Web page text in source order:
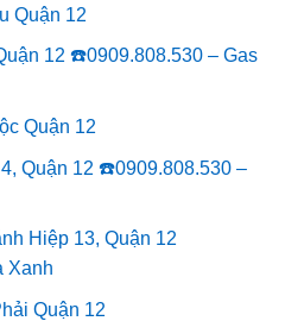
Quận 12
12 ☎️0909.808.530 – Gas
Quận 12
Quận 12 ☎️0909.808.530 –
Hiệp 13, Quận 12
Xanh
Quận 12